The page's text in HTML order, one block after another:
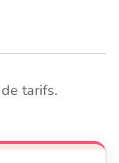
tarifs.